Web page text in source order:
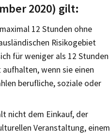
2020) gilt:
12 Stunden ohne
Risikogebiet
für weniger als 12 Stunden
wenn sie einen
berufliche, soziale oder
nicht dem Einkauf, der
Veranstaltung, einem